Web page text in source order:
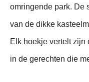
omringende park. De
van de dikke
Elk hoekje vertelt zijn
in de gerechten die